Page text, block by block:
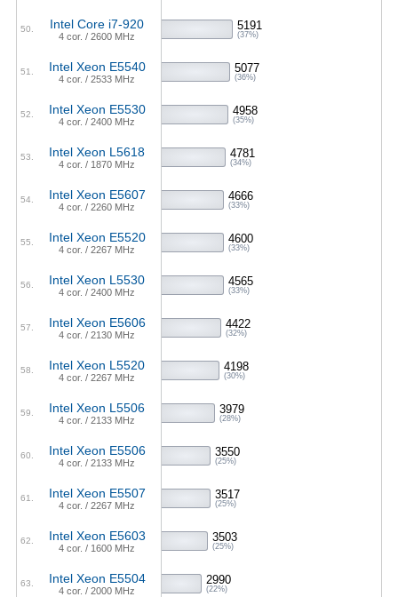
50. Intel Core i7-920
4 cor. / 2600 MHz
5191
(37%)
51. Intel Xeon E5540
4 cor. / 2533 MHz
5077
(36%)
52. Intel Xeon E5530
4 cor. / 2400 MHz
4958
(35%)
53. Intel Xeon L5618
4 cor. / 1870 MHz
4781
(34%)
54. Intel Xeon E5607
4 cor. / 2260 MHz
4666
(33%)
55. Intel Xeon E5520
4 cor. / 2267 MHz
4600
(33%)
56. Intel Xeon L5530
4 cor. / 2400 MHz
4565
(33%)
57. Intel Xeon E5606
4 cor. / 2130 MHz
4422
(32%)
58. Intel Xeon L5520
4 cor. / 2267 MHz
4198
(30%)
59. Intel Xeon L5506
4 cor. / 2133 MHz
3979
(28%)
60. Intel Xeon E5506
4 cor. / 2133 MHz
3550
(25%)
61. Intel Xeon E5507
4 cor. / 2267 MHz
3517
(25%)
62. Intel Xeon E5603
4 cor. / 1600 MHz
3503
(25%)
63. Intel Xeon E5504
4 cor. / 2000 MHz
2990
(22%)